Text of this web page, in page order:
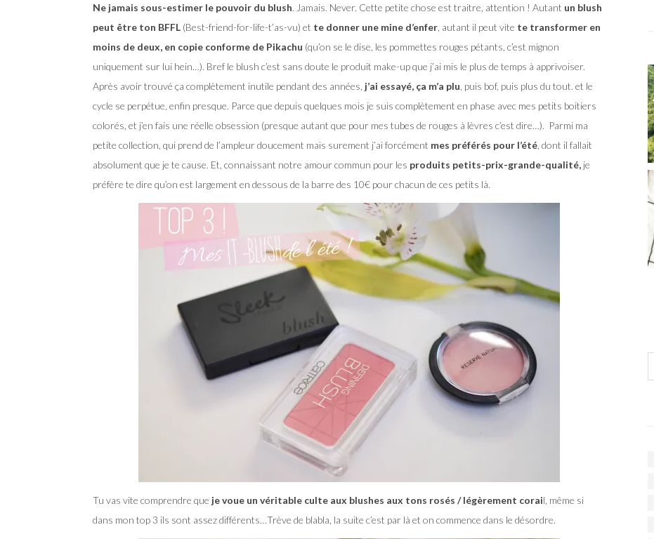
Ne jamais sous-estimer le pouvoir du blush. Jamais. Never. Cette petite chose est traitre, attention ! Autant un blush
peut être ton BFFL (Best-friend-for-life-t’as-vu) et te donner une mine d’enfer , autant il peut vite te transformer en
moins de deux, en copie conforme de Pikachu (qu’on se le dise, les pommettes rouges pétants, c’est mignon
uniquement sur lui hein…). Bref le blush c’est sans doute le produit make-up que j’ai mis le plus de temps à apprivoiser.
Après avoir trouvé ça complètement inutile pendant des années, j’ai essayé, ça m’a plu , puis bof, puis plus du tout. et le
cycle se perpétue, enfin presque. Parce que depuis quelques mois je suis complètement en phase avec mes petits boitiers
colorés, et j’en fais une réelle obsession (presque autant que pour mes tubes de rouges à lèvres c’est dire…). Parmi ma
petite collection, qui prend de l’ampleur doucement mais surement j’ai forcément mes préférés pour l’été , dont il fallait
absolument que je te cause. Et, connaissant notre amour commun pour les produits petits-prix-grande-qualité, je
préfère te dire qu’on est largement en dessous de la barre des 10€ pour chacun de ces petits là.
Tu vas vite comprendre que je voue un véritable culte aux blushes aux tons rosés / légèrement corail, même si
dans mon top 3 ils sont assez différents…Trève de blabla, la suite c’est par là et on commence dans le désordre.